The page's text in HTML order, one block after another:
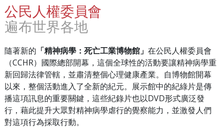
公民人權委員會
遍布世界各地
隨著新的 「精神病學：死亡工業博物館」 在公民人權委員會
（CCHR）國際總部開幕，這個全球性的活動要讓精神病學重
新回歸法律管轄，並肅清整個心理健康產業。自博物館開幕
以來，整個活動進入了全新的紀元。展示館中的紀綠片是傳
播這項訊息的重要關鍵，這些紀錄片也以DVD形式廣泛發
行，藉此提升大眾對精神病學虐行的覺察能力，並激發人們
對這項行為採取行動。